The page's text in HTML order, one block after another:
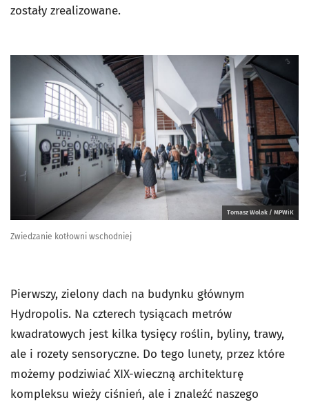
zostały zrealizowane.
Tomasz Wolak / MPWiK
Zwiedzanie kotłowni wschodniej
Pierwszy, zielony dach na budynku głównym
Hydropolis. Na czterech tysiącach metrów
kwadratowych jest kilka tysięcy roślin, byliny, trawy,
ale i rozety sensoryczne. Do tego lunety, przez które
możemy podziwiać XIX-wieczną architekturę
kompleksu wieży ciśnień, ale i znaleźć naszego